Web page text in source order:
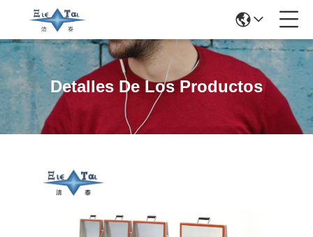
Detalles De Los Productos